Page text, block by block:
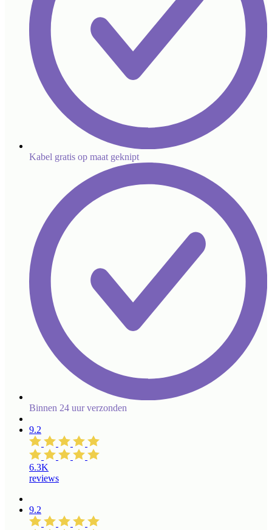
Kabel gratis op maat geknipt
Binnen 24 uur verzonden
9.2
6.3K
reviews
9.2